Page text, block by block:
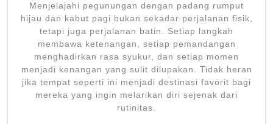
Menjelajahi pegunungan dengan padang rumput
hijau dan kabut pagi bukan sekadar perjalanan fisik,
tetapi juga perjalanan batin. Setiap langkah
membawa ketenangan, setiap pemandangan
menghadirkan rasa syukur, dan setiap momen
menjadi kenangan yang sulit dilupakan. Tidak heran
jika tempat seperti ini menjadi destinasi favorit bagi
mereka yang ingin melarikan diri sejenak dari
rutinitas.